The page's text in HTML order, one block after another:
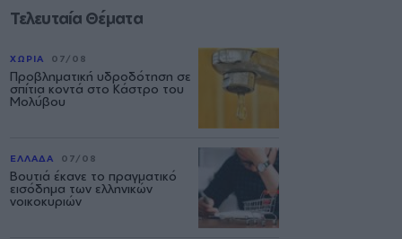
Τελευταία Θέματα
ΧΩΡΙΑ 07/08
Προβληματική υδροδότηση σε
σπίτια κοντά στο Κάστρο του
Μολύβου
ΕΛΛΑΔΑ 07/08
Βουτιά έκανε το πραγματικό
εισόδημα των ελληνικών
νοικοκυριών